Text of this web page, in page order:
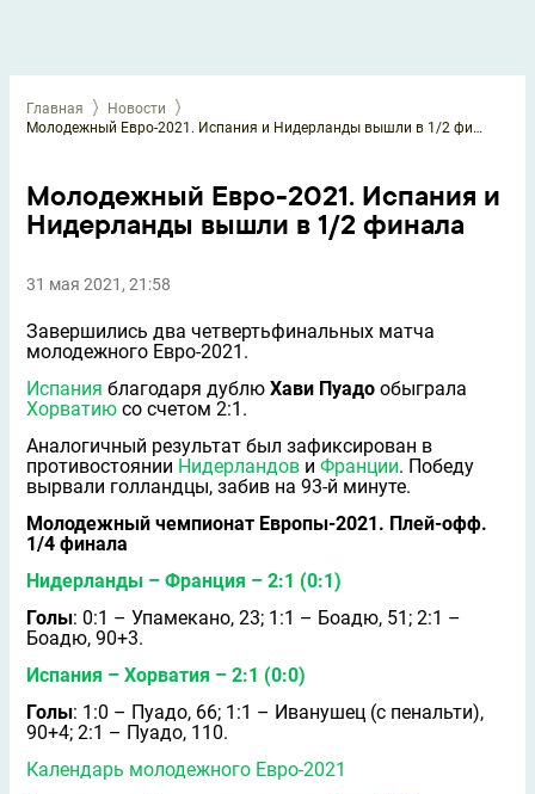
Главная
Новости
Молодежный Евро-2021. Испания и Нидерланды вышли в 1/2 финала
Молодежный Евро-2021. Испания и
Нидерланды вышли в 1/2 финала
31 мая 2021, 21:58
Завершились два четвертьфинальных матча
молодежного Евро-2021.
Испания благодаря дублю Хави Пуадо обыграла
Хорватию со счетом 2:1.
Аналогичный результат был зафиксирован в
противостоянии Нидерландов и Франции. Победу
вырвали голландцы, забив на 93-й минуте.
Молодежный чемпионат Европы-2021. Плей-офф.
1/4 финала
Нидерланды – Франция – 2:1 (0:1)
Голы: 0:1 – Упамекано, 23; 1:1 – Боадю, 51; 2:1 –
Боадю, 90+3.
Испания – Хорватия – 2:1 (0:0)
Голы: 1:0 – Пуадо, 66; 1:1 – Иванушец (с пенальти),
90+4; 2:1 – Пуадо, 110.
Календарь молодежного Евро-2021